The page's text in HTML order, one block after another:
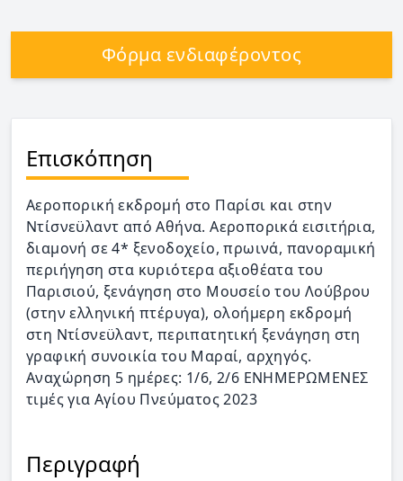
Φόρμα ενδιαφέροντος
Επισκόπηση
Αεροπορική εκδρομή στο Παρίσι και στην
Ντίσνεϋλαντ από Αθήνα. Αεροπορικά εισιτήρια,
διαμονή σε 4* ξενοδοχείο, πρωινά, πανοραμική
περιήγηση στα κυριότερα αξιοθέατα του
Παρισιού, ξενάγηση στο Μουσείο του Λούβρου
(στην ελληνική πτέρυγα), ολοήμερη εκδρομή
στη Ντίσνεϋλαντ, περιπατητική ξενάγηση στη
γραφική συνοικία του Μαραί, αρχηγός.
Αναχώρηση 5 ημέρες: 1/6, 2/6 ΕΝΗΜΕΡΩΜΕΝΕΣ
τιμές για Αγίου Πνεύματος 2023
Περιγραφή